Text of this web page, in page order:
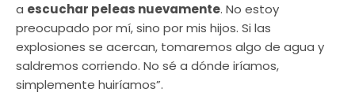
a escuchar peleas nuevamente. No estoy
preocupado por mí, sino por mis hijos. Si las
explosiones se acercan, tomaremos algo de agua y
saldremos corriendo. No sé a dónde iríamos,
simplemente huiríamos”.